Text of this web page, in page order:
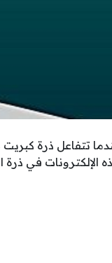
تتفاعل ذرة
الإلكترونات في ذرة